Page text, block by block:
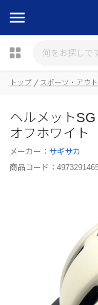
トップ スポーツ・アウ
ヘルメット
オフホワイト
メーカー： サギサカ
商品コード：